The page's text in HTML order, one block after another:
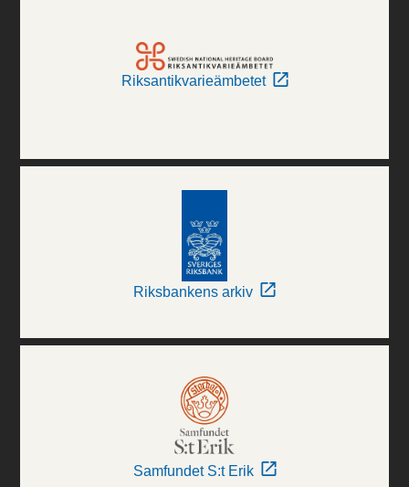
Riksantikvarieämbetet
Riksbankens arkiv
Samfundet S:t Erik